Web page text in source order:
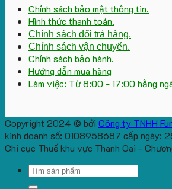
Chính sách bảo mật thông tin.
Hình thức thanh toán.
Chính sách đổi trả hàng.
Chính sách vận chuyển.
Chính sách bảo hành.
Hướng dẫn mua hàng
Làm việc: Từ 8:00 - 17:00 hằng
Copyright 2024 © bởi Công ty TNHH
kinh doanh số: 0108958687 cấp ngày:
Chi cục Thuế khu vực Thanh Oai -
Search